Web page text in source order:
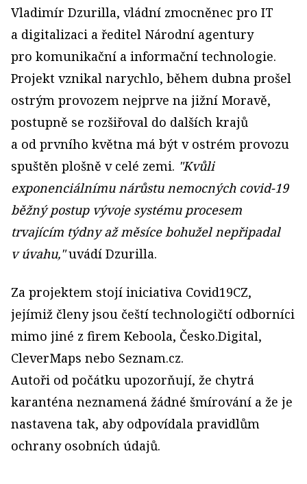
Vladimír Dzurilla, vládní zmocněnec pro IT
a digitalizaci a ředitel Národní agentury
pro komunikační a informační technologie.
Projekt vznikal narychlo, během dubna prošel
ostrým provozem nejprve na jižní Moravě,
postupně se rozšiřoval do dalších krajů
a od prvního května má být v ostrém provozu
spuštěn plošně v celé zemi. "Kvůli
exponenciálnímu nárůstu nemocných covid-19
běžný postup vývoje systému procesem
trvajícím týdny až měsíce bohužel nepřipadal
v úvahu,"uvádí Dzurilla.
Za projektem stojí iniciativa Covid19CZ,
jejímiž členy jsou čeští technologičtí odborníci
mimo jiné z firem Keboola, Česko.Digital,
CleverMaps nebo Seznam.cz.
Autoři od počátku upozorňují, že chytrá
karanténa neznamená žádné šmírování a že je
nastavena tak, aby odpovídala pravidlům
ochrany osobních údajů.